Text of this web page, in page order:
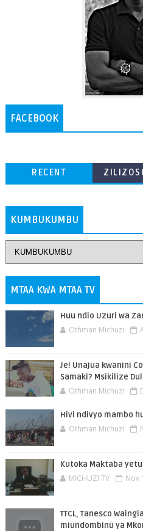
FACEBOOK
RECENT
KUMBUKUMBU
MTAA KWA MTAA TV
Huu ndio Uzuri wa
Othman Michuzi
Je! Unajua kwanini
Samaki? Msikilize
Othman Michuzi
Hivi ndivyo mambo
Othman Michuzi
Kutoka Maktaba yetu
MICHUZI TV Nov
TTCL, Tanesco
miundombinu ya